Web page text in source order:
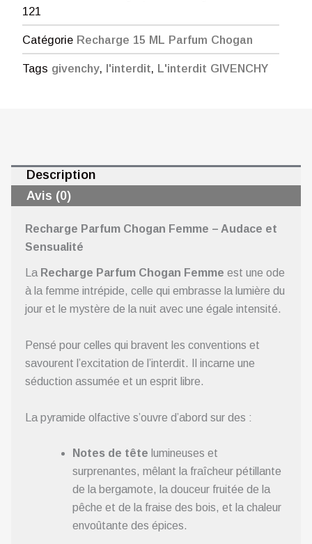
121
Catégorie Recharge 15 ML Parfum Chogan
Tags givenchy, l'interdit, L'interdit GIVENCHY
Description
Avis (0)
Recharge Parfum Chogan Femme – Audace et
Sensualité
La Recharge Parfum Chogan Femme est une ode
à la femme intrépide, celle qui embrasse la lumière du
jour et le mystère de la nuit avec une égale intensité.
Pensé pour celles qui bravent les conventions et
savourent l’excitation de l’interdit. Il incarne une
séduction assumée et un esprit libre.
La pyramide olfactive s’ouvre d’abord sur des :
Notes de tête lumineuses et
surprenantes, mêlant la fraîcheur pétillante
de la bergamote, la douceur fruitée de la
pêche et de la fraise des bois, et la chaleur
envoûtante des épices.